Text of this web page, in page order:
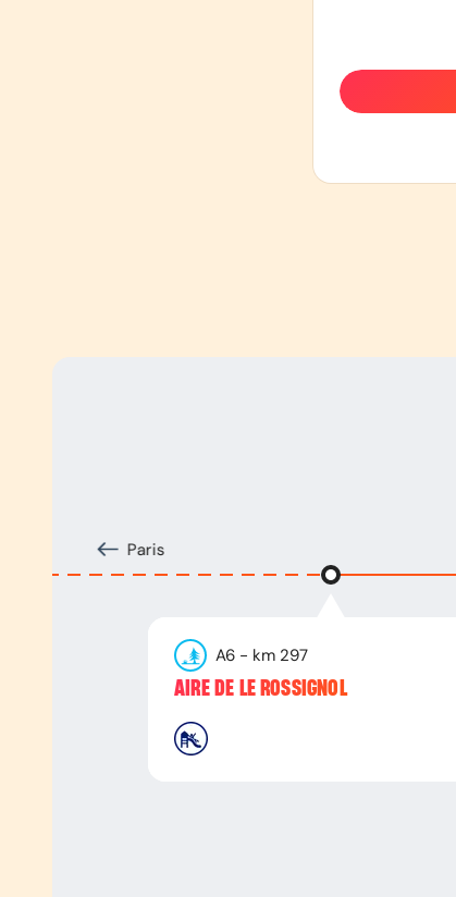
Paris
A6 - km 297
AIRE DE LE ROSSIGNOL